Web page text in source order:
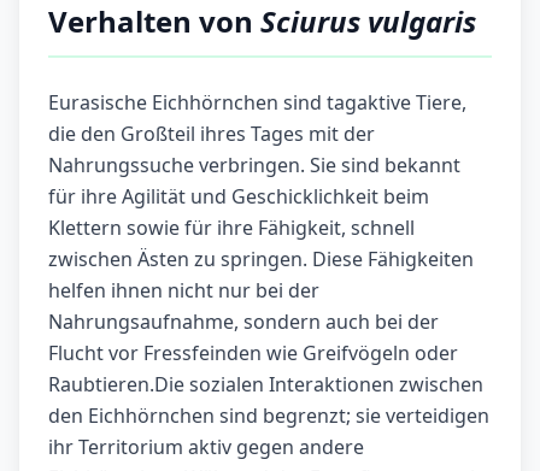
Verhalten von Sciurus vulgaris
Eurasische Eichhörnchen sind tagaktive Tiere,
die den Großteil ihres Tages mit der
Nahrungssuche verbringen. Sie sind bekannt
für ihre Agilität und Geschicklichkeit beim
Klettern sowie für ihre Fähigkeit, schnell
zwischen Ästen zu springen. Diese Fähigkeiten
helfen ihnen nicht nur bei der
Nahrungsaufnahme, sondern auch bei der
Flucht vor Fressfeinden wie Greifvögeln oder
Raubtieren.Die sozialen Interaktionen zwischen
den Eichhörnchen sind begrenzt; sie verteidigen
ihr Territorium aktiv gegen andere